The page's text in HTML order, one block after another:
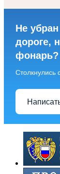
Не
дороге,
фонарь?